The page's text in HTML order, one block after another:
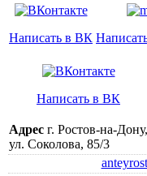
Написать в ВК
Написать в ВК
Адрес г. Ростов-на-Дону,
ул. Соколова, 85/3